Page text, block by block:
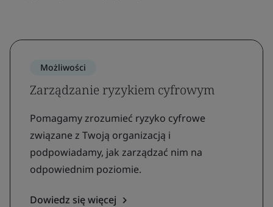
Możliwości
Zarządzanie ryzykiem cyfrowym
Pomagamy zrozumieć ryzyko cyfrowe
związane z Twoją organizacją i
podpowiadamy, jak zarządzać nim na
odpowiednim poziomie.
Dowiedz się więcej